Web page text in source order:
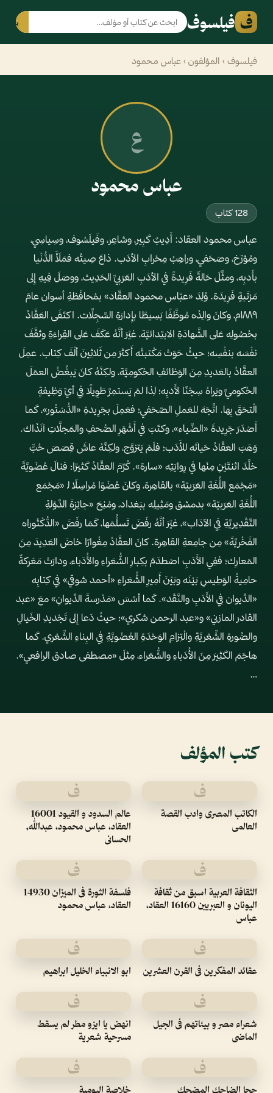
ف فيلسوف بحث
فيلسوف › المؤلفون › عباس محمود
ع
عباس محمود
128 كتاب
عباس محمود العقاد: أَدِيبٌ كَبِير، وشاعِر، وفَيلَسُوف، وسِياسِي،
ومُؤرِّخ، وصَحَفي، وراهِبُ مِحْرابِ الأدَب. ذاعَ صِيتُه فمَلَأَ الدُّنْيا
بأَدبِه، ومثَّلَ حَالةً فَرِيدةً في الأدَبِ العَرَبيِّ الحَدِيث، ووصَلَ فِيهِ إِلى
مَرْتَبةٍ فَرِيدَة. وُلِدَ «عبَّاس محمود العقَّاد» بمُحافَظةِ أسوان عامَ
١٨٨٩م، وكانَ والِدُه مُوظَّفًا بَسِيطًا بإِدارَةِ السِّجِلَّات. اكتَفَى العَقَّادُ
بحُصُولِه عَلى الشَّهادَةِ الابتِدائيَّة، غيْرَ أنَّهُ عَكَفَ عَلى القِراءَةِ وثقَّفَ
نفْسَه بنفْسِه؛ حيثُ حَوَتْ مَكْتبتُه أَكثرَ مِن ثَلاثِينَ ألْفَ كِتاب. عمِلَ
العقَّادُ بالعَديدِ مِنَ الوَظائفِ الحُكومِيَّة، ولكِنَّهُ كانَ يَبغُضُ العمَلَ
الحُكوميَّ ويَراهُ سِجْنًا لأَدبِه؛ لِذا لمْ يَستمِرَّ طَوِيلًا فِي أيِّ وَظِيفةٍ
الْتحَقَ بِها. اتَّجَهَ للعَملِ الصَّحَفي؛ فعَمِلَ بجَرِيدةِ «الدُّسْتُور»، كَما
أَصْدَرَ جَرِيدةَ «الضِّياء»، وكتَبَ في أَشْهَرِ الصُّحفِ والمَجلَّاتِ آنَذَاك.
وَهَبَ العقَّادُ حَياتَه للأَدَب؛ فلَمْ يَتزوَّج، ولكِنَّهُ عاشَ قِصَصَ حُبٍّ
خلَّدَ اثنتَيْنِ مِنْها في رِوايَتِه «سارة». كُرِّمَ العقَّادُ كَثيرًا؛ فنالَ عُضْويَّةَ
«مَجْمَع اللُّغَةِ العَرَبيَّة» بالقاهِرة، وكانَ عُضْوًا مُراسِلًا ﻟ «مَجْمَع
اللُّغَةِ العَرَبيَّة» بدمشق ومَثِيلِه ببَغداد، ومُنِحَ «جائِزةَ الدَّوْلةِ
التَّقْدِيريَّةِ فِي الآدَاب»، غيْرَ أنَّهُ رفَضَ تَسلُّمَها، كَمَا رفَضَ «الدُّكْتُوراه
الفَخْريَّةَ» مِن جامِعةِ القاهِرة. كانَ العقَّادُ مِغْوارًا خاضَ العَدِيدَ مِنَ
المَعارِك؛ ففِي الأَدَبِ اصْطدَمَ بكِبارِ الشُّعَراءِ والأُدَباء، ودارَتْ مَعْركةٌ
حامِيةُ الوَطِيسِ بَيْنَه وبَيْنَ أَمِيرِ الشُّعَراءِ «أحمد شوقي» فِي كِتابِه
«الدِّيوان فِي الأَدَبِ والنَّقْد». كَما أسَّسَ «مَدْرسةَ الدِّيوانِ» معَ «عبد
القادر المازني» و«عبد الرحمن شكري»؛ حيثُ دَعا إِلى تَجْديدِ الخَيالِ
والصُّورةِ الشِّعْريَّةِ والْتِزامِ الوَحْدَةِ العُضْويَّةِ فِي البِناءِ الشِّعْري. كَما
هاجَمَ الكَثِيرَ مِنَ الأُدَباءِ والشُّعَراء، مِثلَ «مصطفى صادق الرافعي».
…
كتب المؤلف
ف
الكاتب المصرى وادب القصة
العالمى
ف
عالم السدود و القيود 16001
العقاد، عباس محمود، عبدالله,
الحسانى
ف
الثقافة العربية اسبق من ثقافة
اليونان و العبريين 16160 العقاد،
عباس
ف
فلسفة الثورة فى الميزان 14930
العقاد، عباس محمود
ف
عقائد المفكرين فى القرن العشرين
ف
ابو الانبياء الخليل ابراهيم
ف
شعراء مصر و بيئاتهم فى الجيل
الماضى
ف
انهض يا ايزو مطر لم يسقط
مسرحية شعرية
ف
جحا الضاحك المضحك
ف
خلاصة اليومية